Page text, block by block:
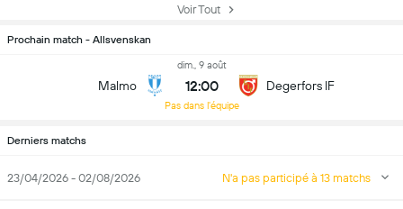
Voir Tout
Prochain match - Allsvenskan
Malmo
dim., 9 août
12:00
Pas dans l'équipe
Degerfors IF
Derniers matchs
23/04/2026 - 02/08/2026 N'a pas participé à 13 matchs